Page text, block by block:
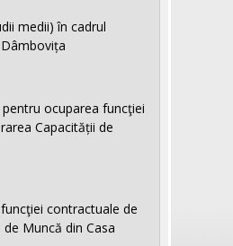
medii) în cadrul
ocuparea funcţiei
Capacității de
contractuale de
Muncă din Casa